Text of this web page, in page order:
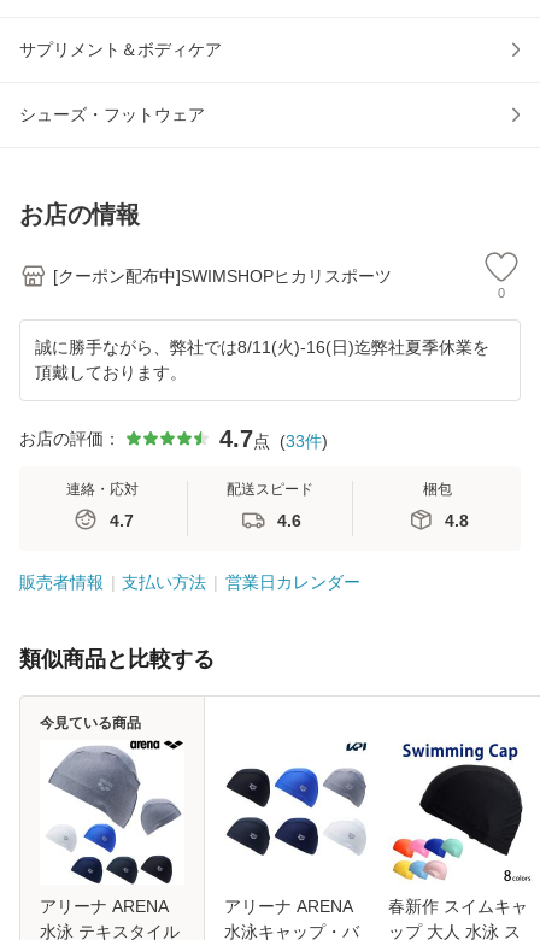
サプリメント＆ボディケア
シューズ・フットウェア
お店の情報
[クーポン配布中]SWIMSHOPヒカリスポーツ
0
誠に勝手ながら、弊社では8/11(火)-16(日)迄弊社夏季休業を
頂戴しております。
お店の評価： 4.7点 (33件)
連絡・応対
4.7
配送スピード
4.6
梱包
4.8
販売者情報 支払い方法 営業日カレンダー
類似商品と比較する
アリーナ ARENA
水泳 テキスタイル
今見ている商品
アリーナ ARENA
水泳キャップ・バ
春新作 スイムキャ
ップ 大人 水泳 ス